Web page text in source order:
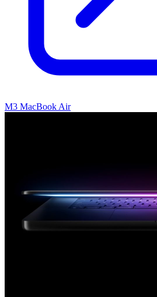
M3 MacBook Air